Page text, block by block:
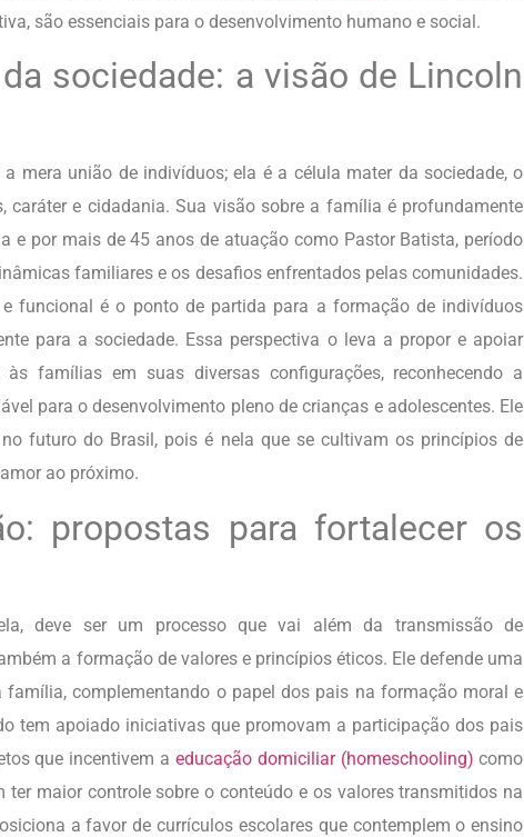
são essenciais para o desenvolvimento humano e social.
sociedade: a visão de Lincoln
mera união de indivíduos; ela é a célula mater da sociedade, o
caráter e cidadania. Sua visão sobre a família é profundamente
e por mais de 45 anos de atuação como Pastor Batista, período
familiares e os desafios enfrentados pelas comunidades.
funcional é o ponto de partida para a formação de indivíduos
para a sociedade. Essa perspectiva o leva a propor e apoiar
famílias em suas diversas configurações, reconhecendo a
para o desenvolvimento pleno de crianças e adolescentes. Ele
futuro do Brasil, pois é nela que se cultivam os princípios de
ao próximo.
propostas para fortalecer os
deve ser um processo que vai além da transmissão de
a formação de valores e princípios éticos. Ele defende uma
complementando o papel dos pais na formação moral e
tem apoiado iniciativas que promovam a participação dos pais
que incentivem a educação domiciliar (homeschooling) como
maior controle sobre o conteúdo e os valores transmitidos na
a favor de currículos escolares que contemplem o ensino